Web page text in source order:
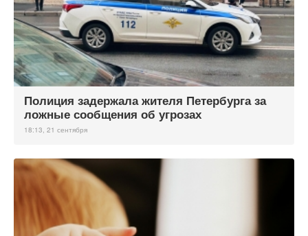
Полиция задержала жителя Петербурга за
ложные сообщения об угрозах
18:13, 21 сентября